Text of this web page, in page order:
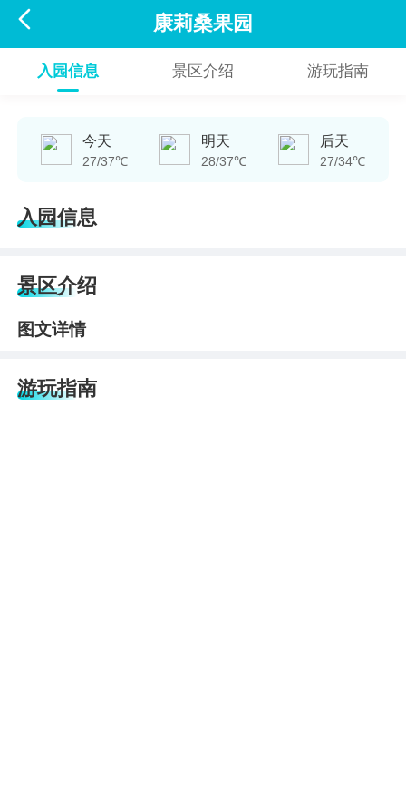
 康莉桑果园
入园信息 景区介绍 游玩指南
今天
27/37℃
明天
28/37℃
后天
27/34℃
入园信息
景区介绍
图文详情
游玩指南